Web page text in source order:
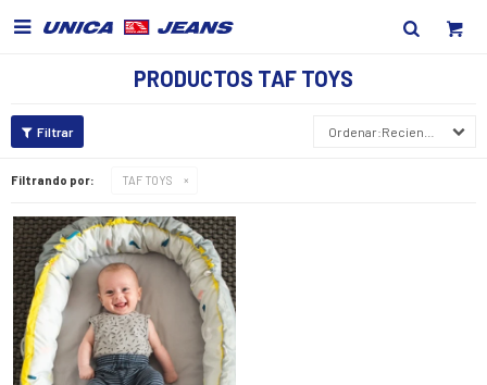

PRODUCTOS TAF TOYS
Recientes
Filtrando por: TAF TOYS